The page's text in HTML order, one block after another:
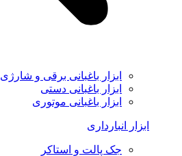
ابزار باغبانی برقی و شارژی
ابزار باغبانی دستی
ابزار باغبانی موتوری
ابزار انبارداری
جک پالت و استاکر